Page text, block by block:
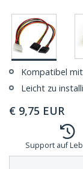
Kompatibel
Leicht zu
€ 9,75 EUR
Support auf